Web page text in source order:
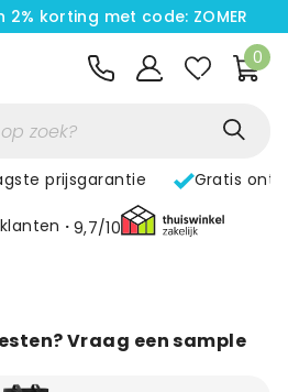
korting met code: ZOMER
0
prijsgarantie Gratis
9,7/10
Vraag een sample